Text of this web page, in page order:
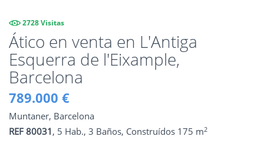
2728 Visitas
Ático en venta en L'Antiga
Esquerra de l'Eixample,
Barcelona
789.000 €
Muntaner, Barcelona
REF 80031 , 5 Hab., 3 Baños, Construídos 175 m2